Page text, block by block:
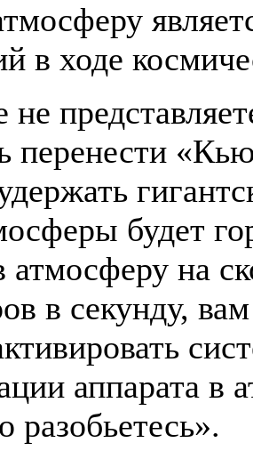
в ходе
перенести
будет
атмосферу на
в секунду,
аппарата в
разобьетесь».